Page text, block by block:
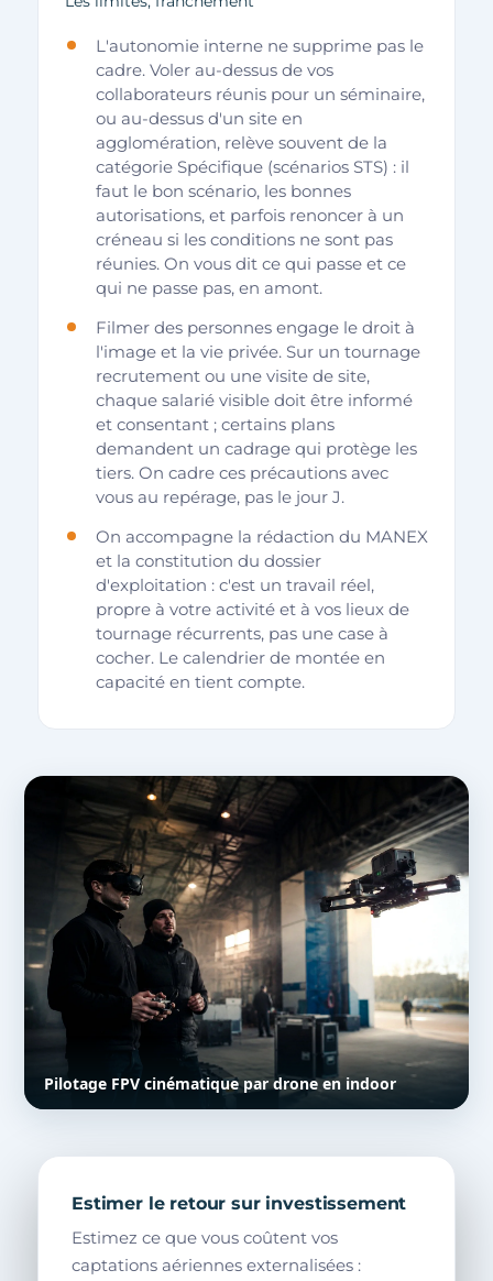
L'autonomie interne ne supprime pas le
cadre. Voler au-dessus de vos
collaborateurs réunis pour un séminaire,
ou au-dessus d'un site en
agglomération, relève souvent de la
catégorie Spécifique (scénarios STS) : il
faut le bon scénario, les bonnes
autorisations, et parfois renoncer à un
créneau si les conditions ne sont pas
réunies. On vous dit ce qui passe et ce
qui ne passe pas, en amont.
Filmer des personnes engage le droit à
l'image et la vie privée. Sur un tournage
recrutement ou une visite de site,
chaque salarié visible doit être informé
et consentant ; certains plans
demandent un cadrage qui protège les
tiers. On cadre ces précautions avec
vous au repérage, pas le jour J.
On accompagne la rédaction du MANEX
et la constitution du dossier
d'exploitation : c'est un travail réel,
propre à votre activité et à vos lieux de
tournage récurrents, pas une case à
cocher. Le calendrier de montée en
capacité en tient compte.
Pilotage FPV cinématique par drone en indoor
Estimer le retour sur investissement
Estimez ce que vous coûtent vos
captations aériennes externalisées :